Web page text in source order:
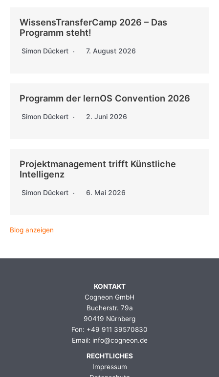
WissensTransferCamp 2026 – Das
Programm steht!
Simon Dückert 7. August 2026
Programm der lernOS Convention 2026
Simon Dückert 2. Juni 2026
Projektmanagement trifft Künstliche
Intelligenz
Simon Dückert 6. Mai 2026
Blog anzeigen
KONTAKT
Cogneon GmbH
Bucherstr. 79a
90419 Nürnberg
Fon: +49 911 39570830
Email: info@cogneon.de
RECHTLICHES
Impressum